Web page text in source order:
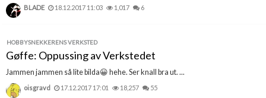
BLADE 18.12.2017 11:03 1,017 6
HOBBYSNEKKERENS VERKSTED
Gøffe: Oppussing av Verkstedet
Jammen jammen så lite bilda😀 hehe. Ser knall bra ut. ...
oisgravd 17.12.2017 17:01 18,257 55